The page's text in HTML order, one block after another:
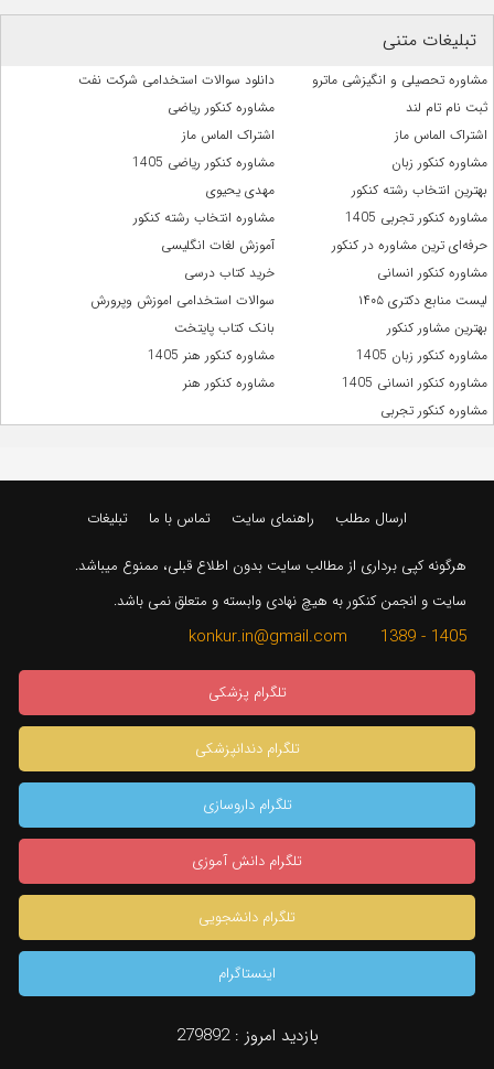
تبلیغات متنی
مشاوره تحصیلی و انگیزشی ماترو
دانلود سوالات استخدامی شرکت نفت
ثبت نام تام لند
مشاوره کنکور ریاضی
اشتراک الماس ماز
اشتراک الماس ماز
مشاوره کنکور زبان
مشاوره کنکور ریاضی 1405
بهترین انتخاب رشته کنکور
مهدی یحیوی
مشاوره کنکور تجربی 1405
مشاوره انتخاب رشته کنکور
حرفه‌ای ترین مشاوره در کنکور
آموزش لغات انگلیسی
مشاوره کنکور انسانی
خرید کتاب درسی
لیست منابع دکتری ۱۴۰۵
سوالات استخدامی اموزش وپرورش
بهترین مشاور کنکور
بانک کتاب پایتخت
مشاوره کنکور زبان 1405
مشاوره کنکور هنر 1405
مشاوره کنکور انسانی 1405
مشاوره کنکور هنر
مشاوره کنکور تجربی
ارسال مطلب راهنمای سایت تماس با ما تبلیغات
هرگونه کپی برداری از مطالب سایت بدون اطلاع قبلی، ممنوع میباشد.
سایت و انجمن کنکور به هیچ نهادی وابسته و متعلق نمی باشد.
1405 - 1389 konkur.in@gmail.com
تلگرام پزشکی
تلگرام دندانپزشکی
تلگرام داروسازی
تلگرام دانش آموزی
تلگرام دانشجویی
اینستاگرام
بازدید امروز :279892